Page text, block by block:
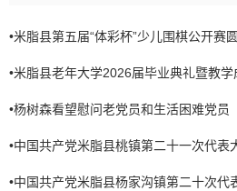
•米脂县第五届“体彩杯”少儿围棋公开赛
•米脂县老年大学2026届毕业典礼暨教
•杨树森看望慰问老党员和生活困难党员
•中国共产党米脂县桃镇第二十一次代表
•中国共产党米脂县杨家沟镇第二十次代